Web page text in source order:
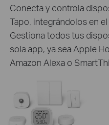
Conecta y controla
Tapo, integrándolos en
Gestiona todos tus
sola app, ya sea Apple
Amazon Alexa o